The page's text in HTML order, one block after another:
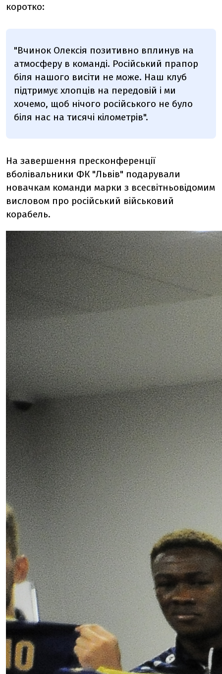
коротко:
"Вчинок Олексія позитивно вплинув на
атмосферу в команді. Російський прапор
біля нашого висіти не може. Наш клуб
підтримує хлопців на передовій і ми
хочемо, щоб нічого російського не було
біля нас на тисячі кілометрів".
На завершення пресконференції
вболівальники ФК "Львів" подарували
новачкам команди марки з всесвітньовідомим
висловом про російський військовий
корабель.